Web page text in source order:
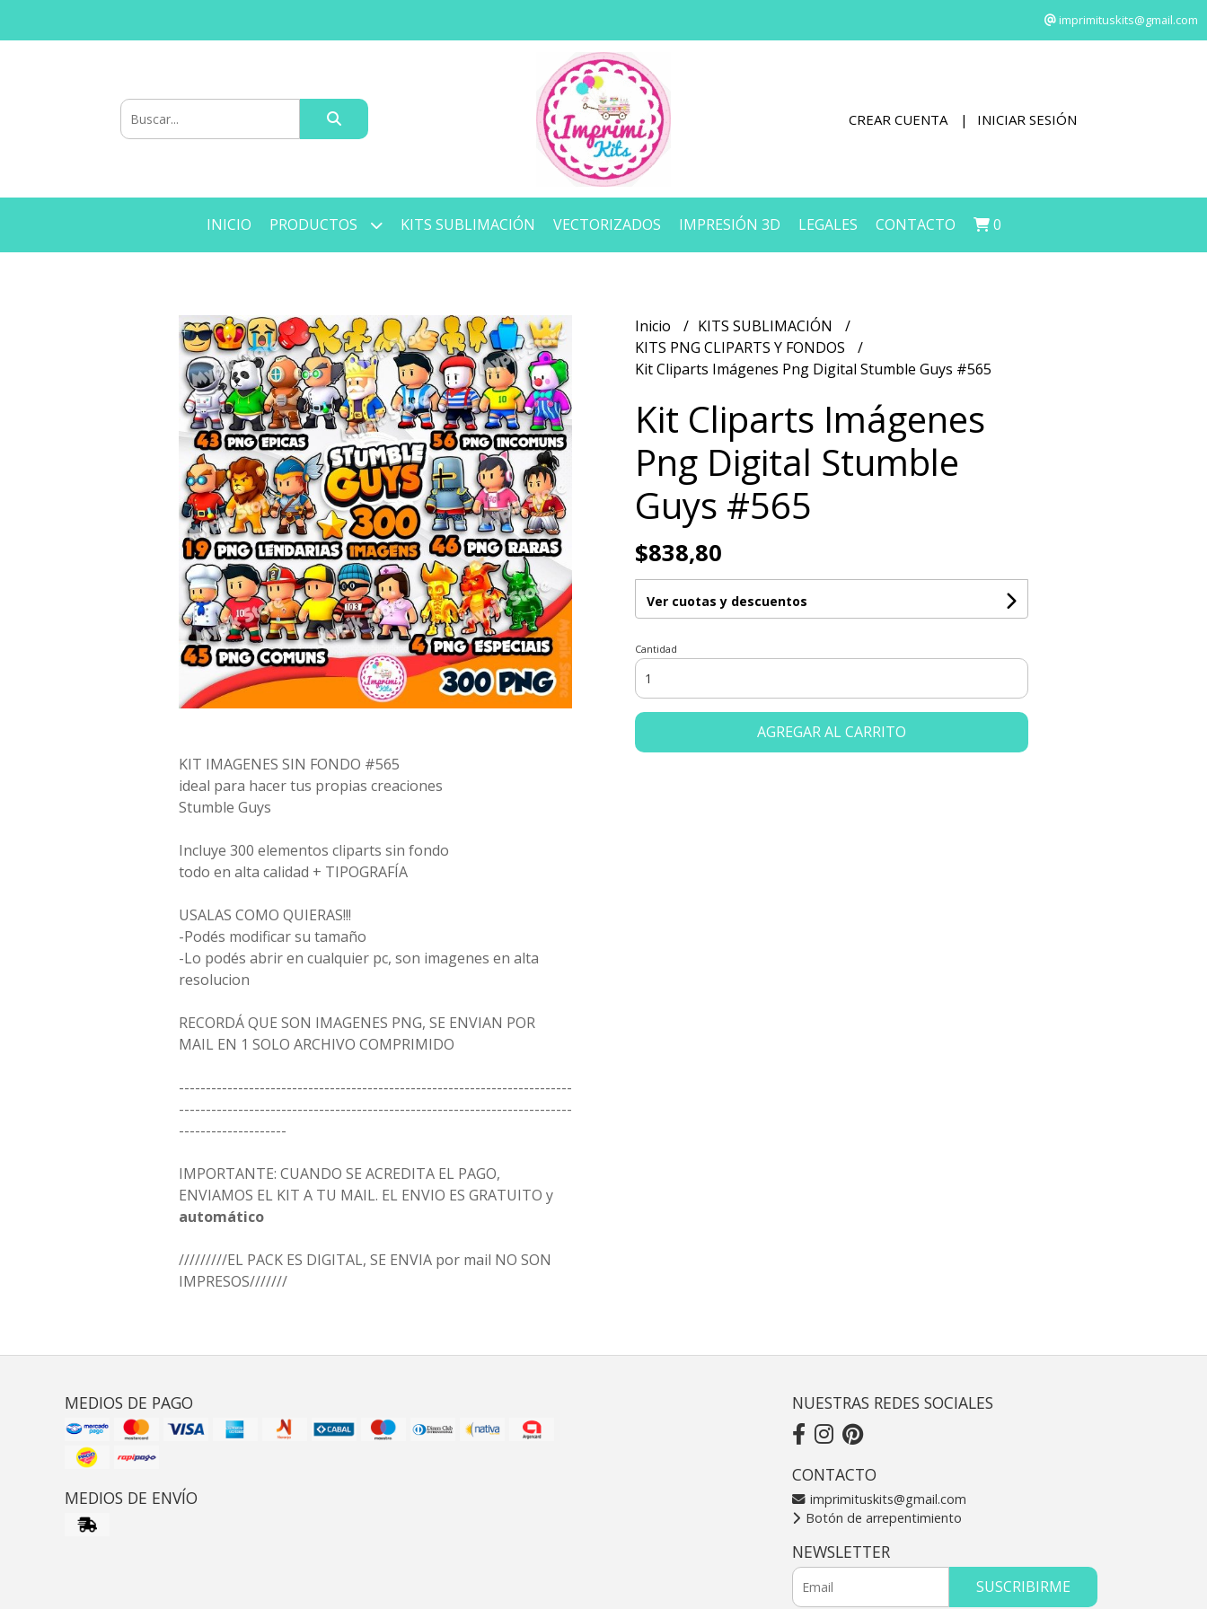
imprimituskits@gmail.com
CREAR CUENTA INICIAR SESIÓN
INICIO PRODUCTOS KITS SUBLIMACIÓN VECTORIZADOS IMPRESIÓN 3D LEGALES CONTACTO 0
KIT IMAGENES SIN FONDO #565
ideal para hacer tus propias creaciones
Stumble Guys
Incluye 300 elementos cliparts sin fondo
todo en alta calidad + TIPOGRAFÍA
USALAS COMO QUIERAS!!!
-Podés modificar su tamaño
-Lo podés abrir en cualquier pc, son imagenes en alta
resolucion
RECORDÁ QUE SON IMAGENES PNG, SE ENVIAN POR
MAIL EN 1 SOLO ARCHIVO COMPRIMIDO
-------------------------------------------------------------------------
-------------------------------------------------------------------------
--------------------
IMPORTANTE: CUANDO SE ACREDITA EL PAGO,
ENVIAMOS EL KIT A TU MAIL. EL ENVIO ES GRATUITO y
automático
/////////EL PACK ES DIGITAL, SE ENVIA por mail NO SON
IMPRESOS///////
Inicio
KITS SUBLIMACIÓN
KITS PNG CLIPARTS Y FONDOS
Kit Cliparts Imágenes Png Digital Stumble Guys #565
Kit Cliparts Imágenes
Png Digital Stumble
Guys #565
$838,80
Ver cuotas y descuentos
Cantidad
AGREGAR AL CARRITO
MEDIOS DE PAGO
MEDIOS DE ENVÍO
NUESTRAS REDES SOCIALES
CONTACTO
imprimituskits@gmail.com
Botón de arrepentimiento
NEWSLETTER
SUSCRIBIRME